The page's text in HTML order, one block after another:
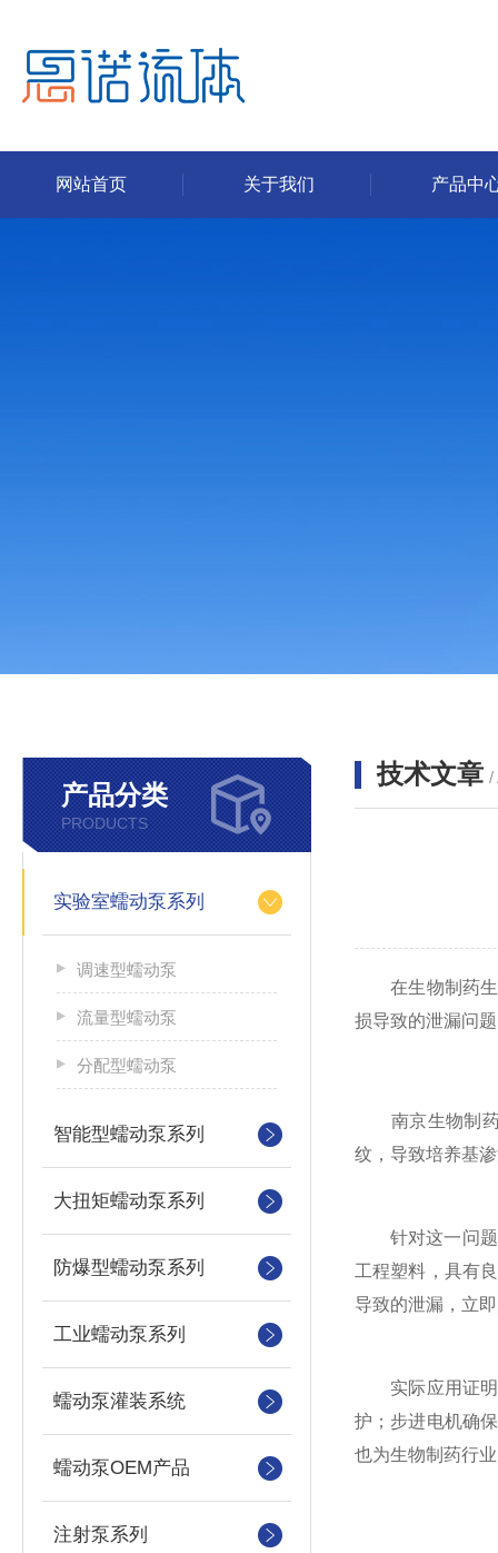
网站首页 关于我们 产品中
产品分类
PRODUCTS
实验室蠕动泵系列
调速型蠕动泵
流量型蠕动泵
分配型蠕动泵
智能型蠕动泵系列
大扭矩蠕动泵系列
防爆型蠕动泵系列
工业蠕动泵系列
蠕动泵灌装系统
蠕动泵OEM产品
注射泵系列
技术文章 /
在生物制药生
损导致的泄漏问
南京生物制药
纹，导致培养基
针对这一问题
工程塑料，具有
导致的泄漏，立
实际应用证明
护；步进电机确
也为生物制药行